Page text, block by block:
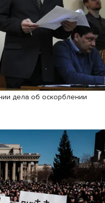
дела об оскорблении